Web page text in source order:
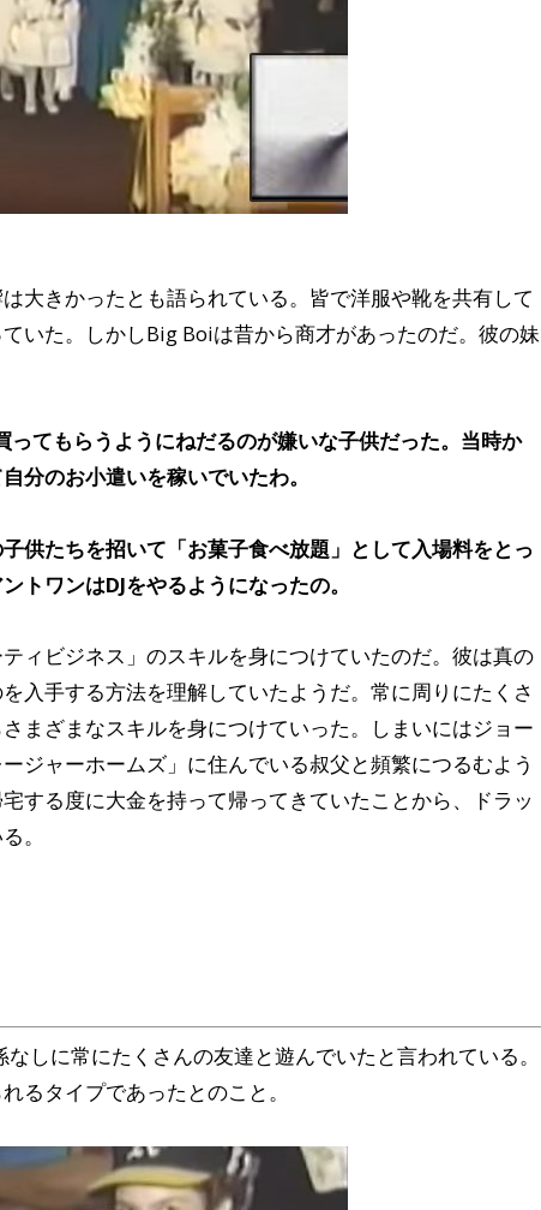
大きかったとも語られている。皆で洋服や靴を共有して
いた。しかしBig Boiは昔から商才があったのだ。彼の妹
てもらうようにねだるのが嫌いな子供だった。当時か
分のお小遣いを稼いでいたわ。
供たちを招いて「お菓子食べ放題」として入場料をとっ
トワンはDJをやるようになったの。
ィビジネス」のスキルを身につけていたのだ。彼は真の
入手する方法を理解していたようだ。常に周りにたくさ
まざまなスキルを身につけていった。しまいにはジョー
ジャーホームズ」に住んでいる叔父と頻繁につるむよう
する度に大金を持って帰ってきていたことから、ドラッ
。
しに常にたくさんの友達と遊んでいたと言われている。
るタイプであったとのこと。